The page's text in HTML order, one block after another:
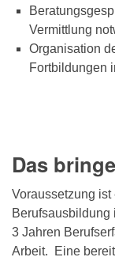
Vermittlung
Organisation
Fortbildungen
Das
Voraussetzung
Berufsausbildung
3 Jahren
Arbeit. Eine